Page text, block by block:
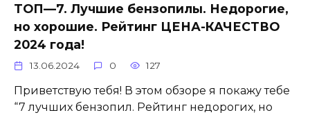
ТОП—7. Лучшие бензопилы. Недорогие,
но хорошие. Рейтинг ЦЕНА-КАЧЕСТВО
2024 года!
13.06.2024 0 127
Приветствую тебя! В этом обзоре я покажу тебе
“7 лучших бензопил. Рейтинг недорогих, но